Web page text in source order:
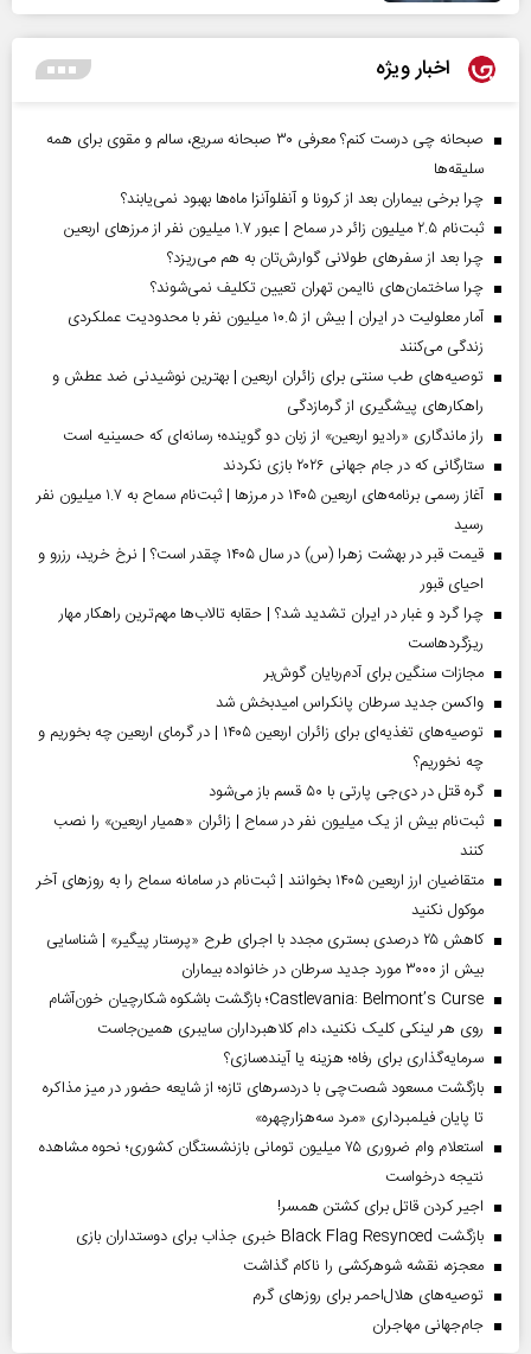
اخبار ویژه
صبحانه چی درست کنم؟ معرفی ۳۰ صبحانه سریع، سالم و مقوی برای همه
سلیقه‌ها
چرا برخی بیماران بعد از کرونا و آنفلوآنزا ماه‌ها بهبود نمی‌یابند؟
ثبت‌نام ۲.۵ میلیون زائر در سماح | عبور ۱.۷ میلیون نفر از مرز‌های اربعین
چرا بعد از سفرهای طولانی گوارش‌تان به هم می‌ریزد؟
چرا ساختمان‌های ناایمن تهران تعیین تکلیف نمی‌شوند؟
آمار معلولیت در ایران | بیش از ۱۰.۵ میلیون نفر با محدودیت عملکردی
زندگی می‌کنند
توصیه‌های طب سنتی برای زائران اربعین | بهترین نوشیدنی ضد عطش و
راهکارهای پیشگیری از گرمازدگی
راز ماندگاری «رادیو اربعین» از زبان دو گوینده؛ رسانه‌ای که حسینیه است
ستارگانی که در جام جهانی ۲۰۲۶ بازی نکردند
آغاز رسمی برنامه‌های اربعین ۱۴۰۵ در مرز‌ها | ثبت‌نام سماح به ۱.۷ میلیون نفر
رسید
قیمت قبر در بهشت زهرا (س) در سال ۱۴۰۵ چقدر است؟ | نرخ خرید، رزرو و
احیای قبور
چرا گرد و غبار در ایران تشدید شد؟ | حقابه تالاب‌ها مهم‌ترین راهکار مهار
ریزگردهاست
مجازات سنگین برای آدم‌ربایان گوش‌بر
واکسن جدید سرطان پانکراس امیدبخش شد
توصیه‌های تغذیه‌ای برای زائران اربعین ۱۴۰۵ | در گرمای اربعین چه بخوریم و
چه نخوریم؟
گره قتل در دی‌جی پارتی با ۵۰ قسم باز می‌شود
ثبت‌نام بیش از یک میلیون نفر در سماح | زائران «همیار اربعین» را نصب
کنند
متقاضیان ارز اربعین ۱۴۰۵ بخوانند | ثبت‌نام در سامانه سماح را به روز‌های آخر
موکول نکنید
کاهش ۲۵ درصدی بستری مجدد با اجرای طرح «پرستار پیگیر» | شناسایی
بیش از ۳۰۰۰ مورد جدید سرطان در خانواده بیماران
Castlevania: Belmont’s Curse؛ بازگشت باشکوه شکارچیان خون‌آشام
روی هر لینکی کلیک نکنید، دام کلاهبرداران سایبری همین‌جاست
سرمایه‌گذاری برای رفاه؛ هزینه یا آینده‌سازی؟
بازگشت مسعود شصت‌چی با دردسر‌های تازه؛ از شایعه حضور در میز مذاکره
تا پایان فیلمبرداری «مرد سه‌هزارچهره»
استعلام وام ضروری ۷۵ میلیون تومانی بازنشستگان کشوری؛ نحوه مشاهده
نتیجه درخواست
اجیر کردن قاتل برای کشتن همسر!
بازگشت Black Flag Resynced خبری جذاب برای دوستداران بازی
معجزه، نقشه شوهرکشی را ناکام گذاشت
توصیه‌های هلال‌احمر برای روز‌های گرم
جام‌جهانی مهاجران